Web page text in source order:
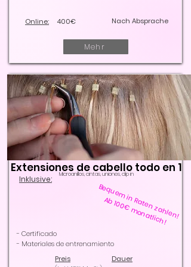
Online: 400€ Nach Absprache
Mehr
Extensiones de cabello todo en 1
Microanillos, cintas, uniones, clip in
Inklusive:
Bequem in Raten zahlen!
Ab 100€ monatlich!
- Certificado
- Materiales de entrenamiento
Preis
Dauer